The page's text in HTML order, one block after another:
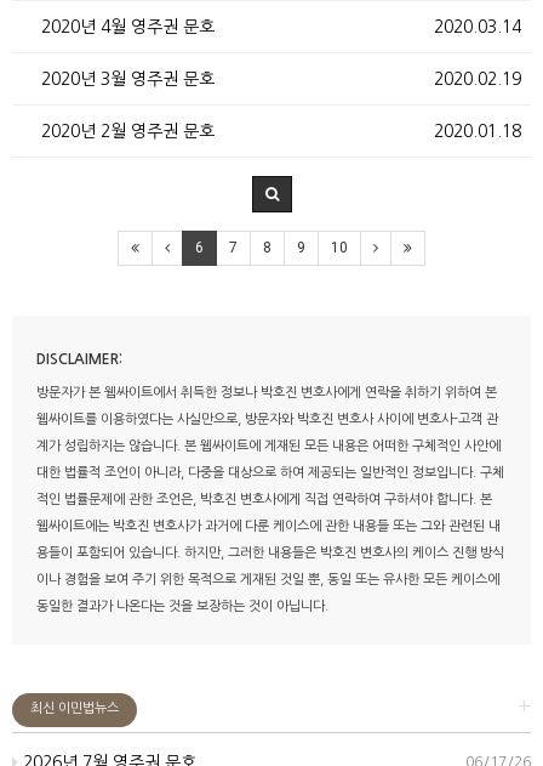
2020.03.14
2020년 4월 영주권 문호
2020.02.19
2020년 3월 영주권 문호
2020.01.18
2020년 2월 영주권 문호
6 7 8 9 10
DISCLAIMER:
방문자가 본 웹싸이트에서 취득한 정보나 박호진 변호사에게 연락을 취하기 위하여 본
웹싸이트를 이용하였다는 사실만으로, 방문자와 박호진 변호사 사이에 변호사-고객 관
계가 성립하지는 않습니다. 본 웹싸이트에 게재된 모든 내용은 어떠한 구체적인 사안에
대한 법률적 조언이 아니라, 다중을 대상으로 하여 제공되는 일반적인 정보입니다. 구체
적인 법률문제에 관한 조언은, 박호진 변호사에게 직접 연락하여 구하셔야 합니다. 본
웹싸이트에는 박호진 변호사가 과거에 다룬 케이스에 관한 내용들 또는 그와 관련된 내
용들이 포함되어 있습니다. 하지만, 그러한 내용들은 박호진 변호사의 케이스 진행 방식
이나 경험을 보여 주기 위한 목적으로 게재된 것일 뿐, 동일 또는 유사한 모든 케이스에
동일한 결과가 나온다는 것을 보장하는 것이 아닙니다.
+
최신 이민법뉴스
06/17/26